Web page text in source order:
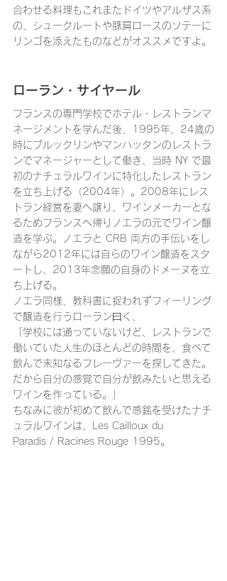
合わせる料理もこれまたドイツやアルザス系
の、シュークルートや豚肩ロースのソテーに
リンゴを添えたものなどがオススメですよ。
ローラン・サイヤール
フランスの専門学校でホテル・レストランマ
ネージメントを学んだ後、1995年、24歳の
時にブルックリンやマンハッタンのレストラ
ンでマネージャーとして働き、当時 NY で最
初のナチュラルワインに特化したレストラン
を立ち上げる（2004年）。2008年にレス
トラン経営を妻へ譲り、ワインメーカーとな
るためフランスへ帰りノエラの元でワイン醸
造を学ぶ。ノエラと CRB 両方の手伝いをし
ながら2012年には自らのワイン醸造をスタ
ートし、2013年念願の自身のドメーヌを立
ち上げる。
ノエラ同様、教科書に捉われずフィーリング
で醸造を行うローラン曰く、
「学校には通っていないけど、レストランで
働いていた人生のほとんどの時間を、食べて
飲んで未知なるフレーヴァーを探してきた。
だから自分の感覚で自分が飲みたいと思える
ワインを作っている。」
ちなみに彼が初めて飲んで感銘を受けたナチ
ュラルワインは、Les Cailloux du
Paradis / Racines Rouge 1995。